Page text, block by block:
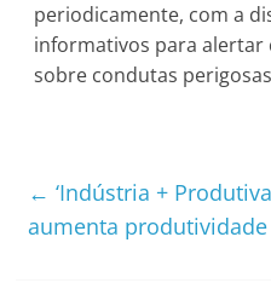
periodicamente, com a
informativos para alertar
sobre condutas
← ‘Indústria +
aumenta